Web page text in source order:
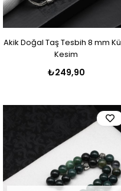
Akik Doğal Taş Tesbih 8 mm
Kesim
₺249,90